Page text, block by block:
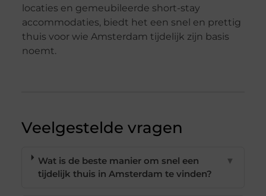
locaties en gemeubileerde short-stay
accommodaties, biedt het een snel en prettig
thuis voor wie Amsterdam tijdelijk zijn basis
noemt.
Veelgestelde vragen
Wat is de beste manier om snel een
tijdelijk thuis in Amsterdam te vinden?
▼